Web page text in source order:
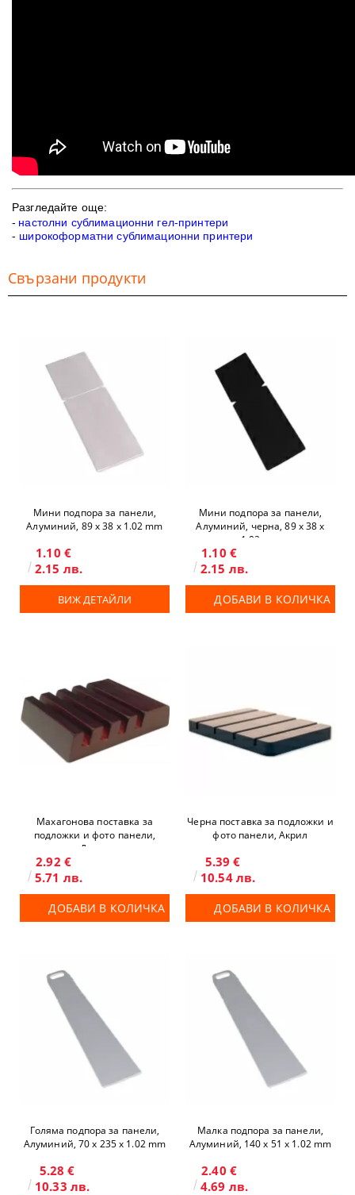
Разгледайте още:
- настолни сублимационни гел-принтери
- широкоформатни сублимационни принтери
Свързани продукти
Мини подпора за панели,
Алуминий, 89 x 38 х 1.02 mm
1.10 €
2.15 лв.
ВИЖ ДЕТАЙЛИ
Мини подпора за панели,
Алуминий, черна, 89 x 38 х
1.02 mm
1.10 €
2.15 лв.
ДОБАВИ В КОЛИЧКА
Махагонова поставка за
подложки и фото панели,
Дърво
2.92 €
5.71 лв.
ДОБАВИ В КОЛИЧКА
Черна поставка за подложки и
фото панели, Акрил
5.39 €
10.54 лв.
ДОБАВИ В КОЛИЧКА
Голяма подпора за панели,
Алуминий, 70 x 235 х 1.02 mm
5.28 €
10.33 лв.
Малка подпора за панели,
Алуминий, 140 x 51 х 1.02 mm
2.40 €
4.69 лв.